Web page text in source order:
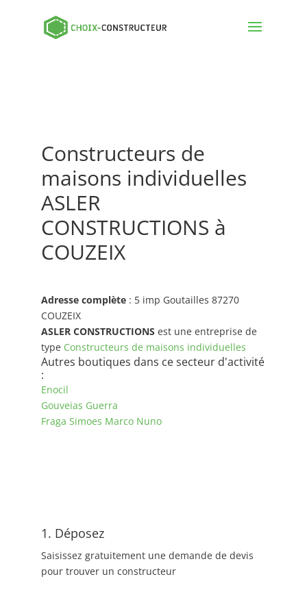
Constructeurs de
maisons individuelles
ASLER
CONSTRUCTIONS à
COUZEIX
Adresse complète: 5 imp Goutailles 87270
COUZEIX
ASLER CONSTRUCTIONS est une entreprise de
type Constructeurs de maisons individuelles
Autres boutiques dans ce secteur d'activité
:
Enocil
Gouveias Guerra
Fraga Simoes Marco Nuno
1. Déposez
Saisissez gratuitement une demande de devis
pour trouver un constructeur